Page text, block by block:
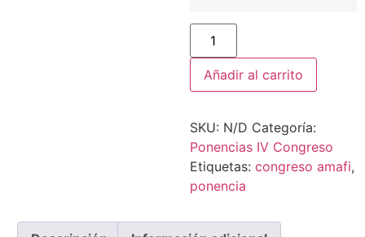
Añadir al carrito
SKU: N/D Categoría:
Ponencias IV Congreso
Etiquetas: congreso amafi,
ponencia